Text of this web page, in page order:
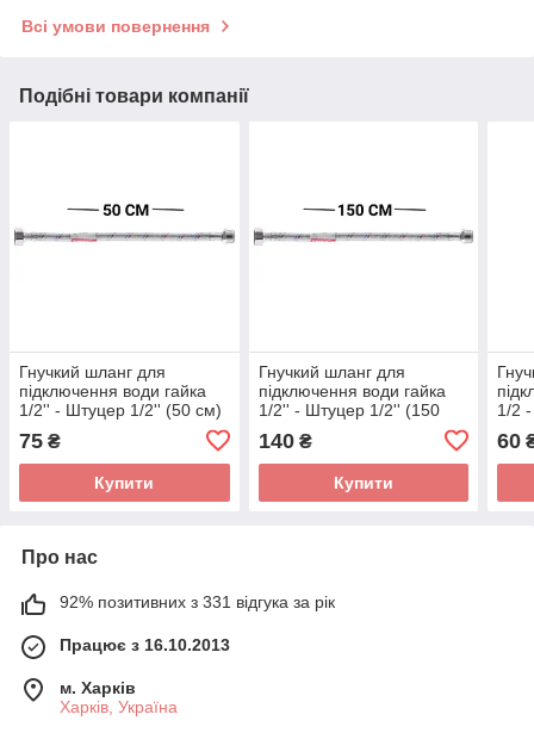
Всі умови повернення
Подібні товари компанії
Гнучкий шланг для
підключення води гайка
1/2'' - Штуцер 1/2'' (50 см)
(ZX3019)
75 ₴
Купити
Гнучкий шланг для
підключення води гайка
1/2'' - Штуцер 1/2'' (150
Zerix (ZX3024)
140₴
Купити
1/2
60
Про нас
92% позитивних з 331 відгука за рік
Працює з 16.10.2013
м. Харків
Харків, Україна